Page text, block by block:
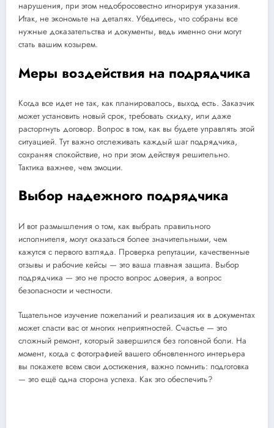
нарушения, при этом недобросовестно игнорируя указания.
Итак, не экономьте на деталях. Убедитесь, что собраны все
нужные доказательства и документы, ведь именно они могут
стать вашим козырем.
Меры воздействия на подрядчика
Когда все идет не так, как планировалось, выход есть. Заказчик
может установить новый срок, требовать скидку, или даже
расторгнуть договор. Вопрос в том, как вы будете управлять этой
ситуацией. Тут важно отслеживать каждый шаг подрядчика,
сохраняя спокойствие, но при этом действуя решительно.
Тактика важнее, чем эмоции.
Выбор надежного подрядчика
И вот размышления о том, как выбрать правильного
исполнителя, могут оказаться более значительными, чем
кажутся с первого взгляда. Проверка репутации, качественные
отзывы и рабочие кейсы — это ваша главная защита. Выбор
подрядчика — это не просто вопрос доверия, а вопрос
безопасности и честности.
Тщательное изучение пожеланий и реализация их в документах
может спасти вас от многих неприятностей. Счастье — это
сложный ремонт, который завершился без головной боли. На
момент, когда с фотографией вашего обновленного интерьера
вы покажете всем свои достижения, важно помнить: подготовка
— это ещё одна сторона успеха. Как это обеспечить?